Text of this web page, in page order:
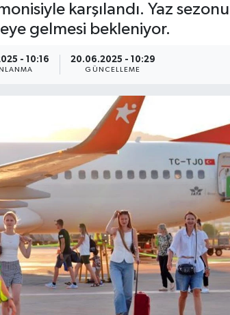
karşılandı. Yaz
gelmesi bekleniyor.
- 10:16 20.06.2025 - 10:29
GÜNCELLEME